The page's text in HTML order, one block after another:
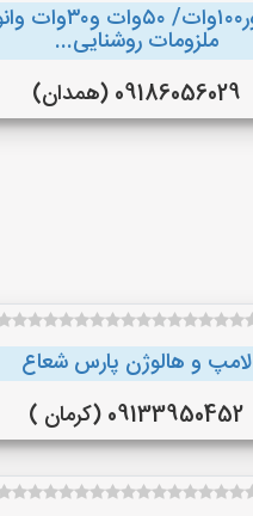
پرژکتور۱۰۰وات/ ۵۰وات
ملزومات روشنایی...
09186056029 (همدان)
لامپ و هالوژن پارس شعاع
09133950452 (کرمان )